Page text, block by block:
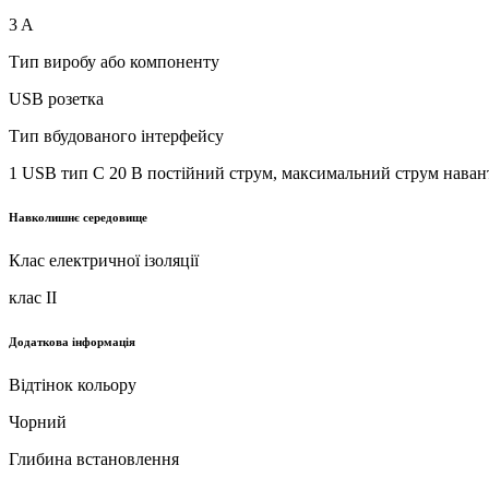
3 A
Тип виробу або компоненту
USB розетка
Тип вбудованого інтерфейсу
1 USB тип C 20 В постійний струм, максимальний струм
Навколишнє середовище
Клас електричної ізоляції
клас II
Додаткова інформація
Відтінок кольору
Чорний
Глибина встановлення